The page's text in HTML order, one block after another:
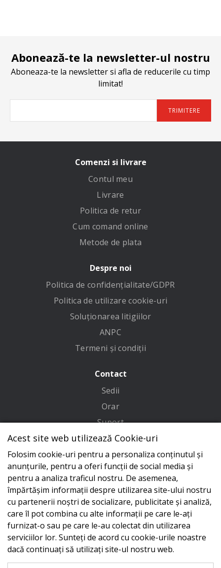
Abonează-te la newsletter-ul nostru
Aboneaza-te la newsletter si afla de reducerile cu timp
limitat!
TRIMITERE
Comenzi si livrare
Contul meu
Livrare
Politica de retur
Cum comand online
Metode de plata
Despre noi
Politica de confidenţialitate/GDPR
Politica de utilizare cookie-uri
Soluționarea litigiilor
ANPC
Termeni și condiții
Contact
Sedii
Orar
Suport
Adresa
Conecteaza-te cu noi
Acest site web utilizează Cookie-uri
Folosim cookie-uri pentru a personaliza conținutul și
anunțurile, pentru a oferi funcții de social media și
pentru a analiza traficul nostru. De asemenea,
împărtășim informații despre utilizarea site-ului nostru
cu partenerii noștri de socializare, publicitate și analiză,
care îl pot combina cu alte informații pe care le-ați
furnizat-o sau pe care le-au colectat din utilizarea
serviciilor lor. Sunteți de acord cu cookie-urile noastre
dacă continuați să utilizați site-ul nostru web.